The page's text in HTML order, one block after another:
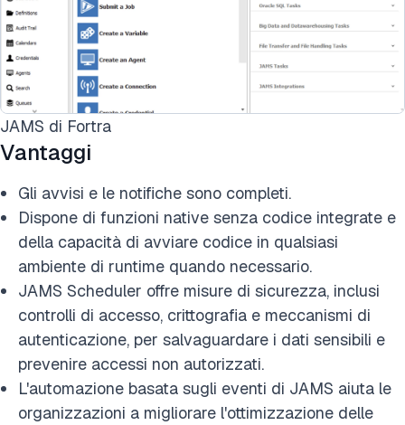
JAMS di Fortra
Vantaggi
Gli avvisi e le notifiche sono completi.
Dispone di funzioni native senza codice integrate e
della capacità di avviare codice in qualsiasi
ambiente di runtime quando necessario.
JAMS Scheduler offre misure di sicurezza, inclusi
controlli di accesso, crittografia e meccanismi di
autenticazione, per salvaguardare i dati sensibili e
prevenire accessi non autorizzati.
L'automazione basata sugli eventi di JAMS aiuta le
organizzazioni a migliorare l'ottimizzazione delle